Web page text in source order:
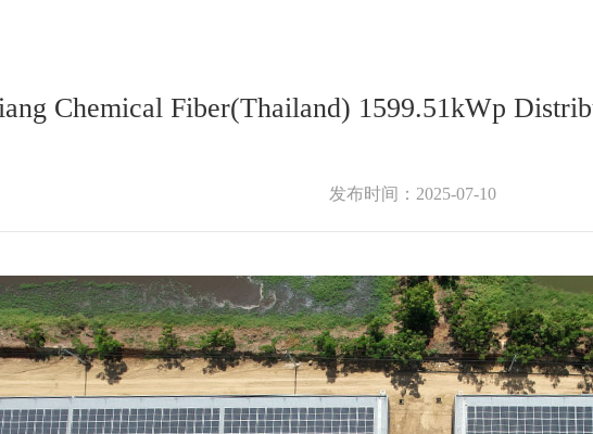
Chemical Fiber(Thailand) 1599.51kWp
发布时间：2025-07-10